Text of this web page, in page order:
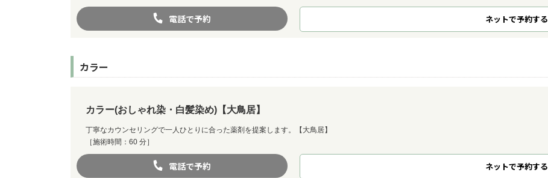
電話で予約 ネットで予約する
カラー
カラー(おしゃれ染・白髪染め)【大鳥居】
丁寧なカウンセリングで一人ひとりに合った薬剤を提案します。【大鳥居】
［施術時間：60 分］
電話で予約 ネットで予約する